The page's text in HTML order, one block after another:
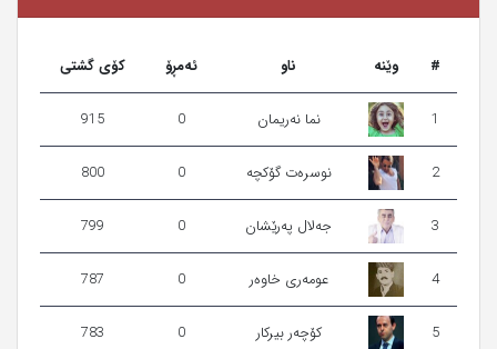
# وێنه‌ ناو ئەمڕۆ کۆی گشتی
1 نما نه‌ریمان 0
915
2 نوسرەت گۆکچە 0
800
3 جەلال پەرێشان 0
799
4 عومەری خاوەر 0
787
5 کۆچەر بیرکار 0
783